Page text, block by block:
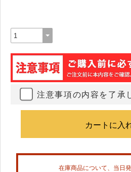
注意事項の内容を了承
在庫商品について、当日